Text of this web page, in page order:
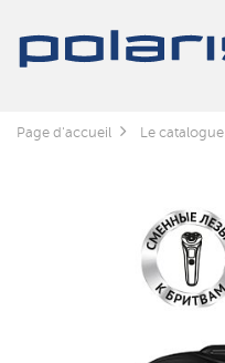
Page d'accueil Le catalogue